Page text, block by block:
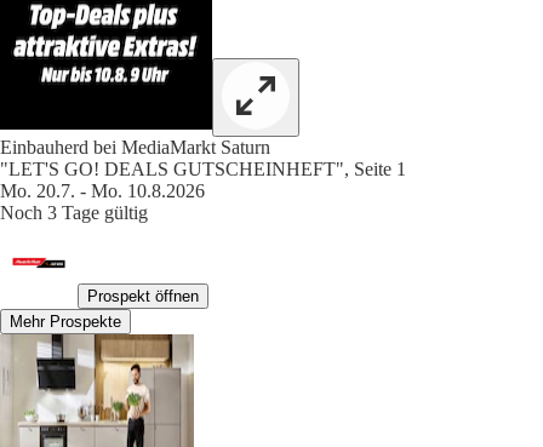
Einbauherd bei MediaMarkt Saturn
"LET'S GO! DEALS GUTSCHEINHEFT", Seite 1
Mo. 20.7. - Mo. 10.8.2026
Noch 3 Tage gültig
Prospekt öffnen
Mehr Prospekte